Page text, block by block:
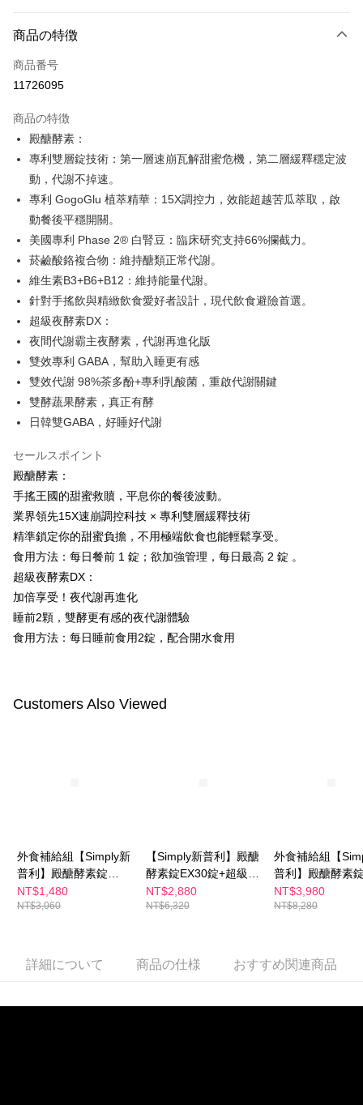
LINE Pay
Apple Pay
Easy Wallet
Google Pay
Plus Pay
AFTEE代金後払い
説明
一、 AFTEE代金後払いについて
1.お支払い方法でAFTEE代金後払いを選択すると、携帯電話認証ウィンド
ウが表示されます。
2.SMSで認証してお支払い手続を進めてください。
す。
4.ご注文が完了すると、携帯に支払い通知のSMSが届きます。アプリ会員
の場合は、AFTEE アプリプッシュ通知が届きます。
5.商品受け取り時のお支払いは不要です。商品を確かめてから、SMSまた
はアプリの通知に従って、4大コンビニ、またはATM/オンラインバンキン
グでお支払いください。
代金納付期限は最短で 14 日以内ですので、ご注意ください。AFTEE アプ
まで延長できます。
とに計算されます。AFTEEで注文すると、商品を受け取るまで支払い期限
を延長できますが、商品を期限内に受け取れない場合があります（例：予
約商品や商品到着日が比較的遅い商品）。そのため、商品到着の有無に関
わらず、AFTEEで指定された期限内にお支払いください。
二、支払い限度額
き、限度額が設定されます。
2.決済金額は最低NT$20です。
3.現在、台湾の会員のみご利用いただけます。
の氏名、電話番号、受取人の氏名、電話番号、受取人住所を含むがこれに
個人情報の処理、利用について疑問がある、または関連する法律の権利を
行使したい場合は、ネットプロテクションズcs_tw@netprotections.co.jp
にご連絡ください。上記に示した個人情報を、必要な購入注文書とあわせ
てAFTEEにご提供いただく、またはAFTEEにあなたの個人情報の収集、処
ATM払い
配送方法
全家付款取貨
配送毎にNT$100、NT$600以上で送料無料
付款後全家取貨
配送毎にNT$100、NT$600以上で送料無料
配送毎にNT$100、NT$600以上で送料無料
付款後萊爾富取貨
7-11付款取貨
配送毎にNT$100、NT$600以上で送料無料
配送毎にNT$100、NT$600以上で送料無料
宅配
商品の特徴
商品番号
11726095
商品の特徴
殿醣酵素：
專利雙層錠技術：第一層速崩瓦解甜蜜危機，第二層緩釋穩定波
動，代謝不掉速。
專利 GogoGlu 植萃精華：15X調控力，效能超越苦瓜萃取，啟
動餐後平穩開關。
美國專利 Phase 2® 白腎豆：臨床研究支持66%攔截力。
菸鹼酸鉻複合物：維持醣類正常代謝。
維生素B3+B6+B12：維持能量代謝。
針對手搖飲與精緻飲食愛好者設計，現代飲食避險首選。
超級夜酵素DX：
夜間代謝霸主夜酵素，代謝再進化版
雙效專利 GABA，幫助入睡更有感
雙效代謝 98%茶多酚+專利乳酸菌，重啟代謝關鍵
雙酵蔬果酵素，真正有酵
日韓雙GABA，好睡好代謝
セールスポイント
殿醣酵素：
手搖王國的甜蜜救贖，平息你的餐後波動。
業界領先15X速崩調控科技 × 專利雙層緩釋技術
精準鎖定你的甜蜜負擔，不用極端飲食也能輕鬆享受。
食用方法：每日餐前 1 錠；欲加強管理，每日最高 2 錠 。
超級夜酵素DX：
加倍享受！夜代謝再進化
睡前2顆，雙酵更有感的夜代謝體驗
食用方法：每日睡前食用2錠，配合開水食用
Customers Also Viewed
外食補給組【Simply新
普利】殿醣酵素錠
EX30錠+超級夜酵素
DX30錠(1+1)
NT$1,480
NT$3,060
【Simply新普利】殿醣
酵素錠EX30錠+超級夜
酵素DX30錠(2+2)
NT$2,880
NT$6,320
外食補給組【
普利】殿醣酵素
EX30錠+油切酵
EX30錠(3+3)贈-
NT$3,980
NT$8,280
詳細について 商品の仕様 おすすめ関連商品